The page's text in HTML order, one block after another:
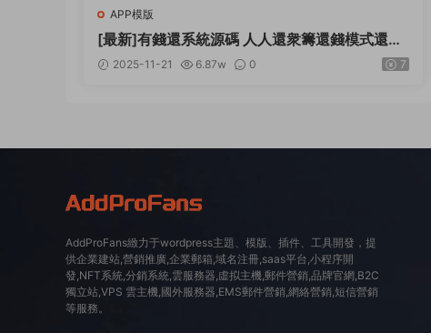
APP模版
[最新]有錢還系統源碼 人人還衆籌還錢模式還貸
系統源碼
2025-11-21 6.87w 0 7
AddProFans緻力于wordpress主題、模版、插件、工具開發，提
供企業建站,營銷推廣,企業郵箱,域名注冊,saas平台,小程序開
發,NFT系統,分銷系統,雲服務器,虛拟主機,郵件營銷,品牌官網,B2C
獨立站,VPS 雲主機,國外服務器,EMS郵件營銷,網絡營銷,短信營銷
等服務。